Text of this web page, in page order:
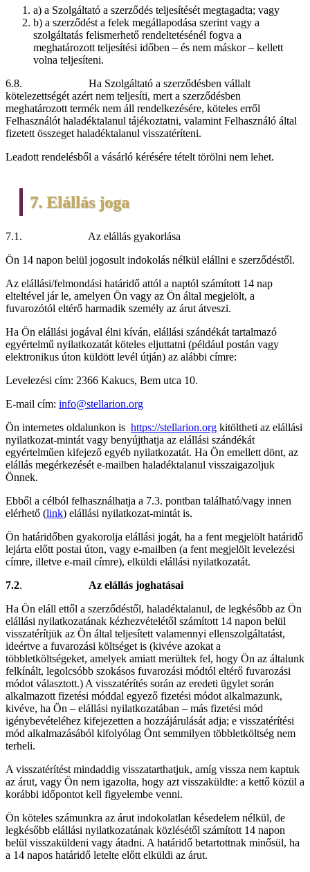
a) a Szolgáltató a szerződés teljesítését megtagadta; vagy
b) a szerződést a felek megállapodása szerint vagy a
szolgáltatás felismerhető rendeltetésénél fogva a
meghatározott teljesítési időben – és nem máskor – kellett
volna teljesíteni.
6.8. Ha Szolgáltató a szerződésben vállalt
kötelezettségét azért nem teljesíti, mert a szerződésben
meghatározott termék nem áll rendelkezésére, köteles erről
Felhasználót haladéktalanul tájékoztatni, valamint Felhasználó által
fizetett összeget haladéktalanul visszatéríteni.
Leadott rendelésből a vásárló kérésére tételt törölni nem lehet.
7. Elállás joga
7.1. Az elállás gyakorlása
Ön 14 napon belül jogosult indokolás nélkül elállni e szerződéstől.
Az elállási/felmondási határidő attól a naptól számított 14 nap
elteltével jár le, amelyen Ön vagy az Ön által megjelölt, a
fuvarozótól eltérő harmadik személy az árut átveszi.
Ha Ön elállási jogával élni kíván, elállási szándékát tartalmazó
egyértelmű nyilatkozatát köteles eljuttatni (például postán vagy
elektronikus úton küldött levél útján) az alábbi címre:
Levelezési cím: 2366 Kakucs, Bem utca 10.
E-mail cím: info@stellarion.org
Ön internetes oldalunkon is https://stellarion.org kitöltheti az elállási
nyilatkozat-mintát vagy benyújthatja az elállási szándékát
egyértelműen kifejező egyéb nyilatkozatát. Ha Ön emellett dönt, az
elállás megérkezését e-mailben haladéktalanul visszaigazoljuk
Önnek.
Ebből a célból felhasználhatja a 7.3. pontban található/vagy innen
elérhető (link) elállási nyilatkozat-mintát is.
Ön határidőben gyakorolja elállási jogát, ha a fent megjelölt határidő
lejárta előtt postai úton, vagy e-mailben (a fent megjelölt levelezési
címre, illetve e-mail címre), elküldi elállási nyilatkozatát.
7.2. Az elállás joghatásai
Ha Ön eláll ettől a szerződéstől, haladéktalanul, de legkésőbb az Ön
elállási nyilatkozatának kézhezvételétől számított 14 napon belül
visszatérítjük az Ön által teljesített valamennyi ellenszolgáltatást,
ideértve a fuvarozási költséget is (kivéve azokat a
többletköltségeket, amelyek amiatt merültek fel, hogy Ön az általunk
felkínált, legolcsóbb szokásos fuvarozási módtól eltérő fuvarozási
módot választott.) A visszatérítés során az eredeti ügylet során
alkalmazott fizetési móddal egyező fizetési módot alkalmazunk,
kivéve, ha Ön – elállási nyilatkozatában – más fizetési mód
igénybevételéhez kifejezetten a hozzájárulását adja; e visszatérítési
mód alkalmazásából kifolyólag Önt semmilyen többletköltség nem
terheli.
A visszatérítést mindaddig visszatarthatjuk, amíg vissza nem kaptuk
az árut, vagy Ön nem igazolta, hogy azt visszaküldte: a kettő közül a
korábbi időpontot kell figyelembe venni.
Ön köteles számunkra az árut indokolatlan késedelem nélkül, de
legkésőbb elállási nyilatkozatának közlésétől számított 14 napon
belül visszaküldeni vagy átadni. A határidő betartottnak minősül, ha
a 14 napos határidő letelte előtt elküldi az árut.